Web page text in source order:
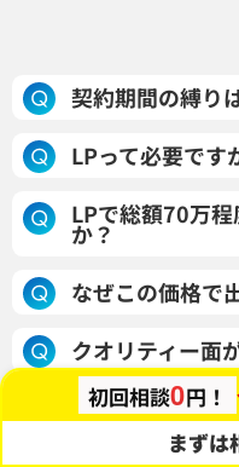
契約期間の縛り
最小12ヶ月契約とさ
ブスクリプション内
ーティングをお渡しさ
間2ヶ月+改善レポー
心くださいませ。
LPって必要です
ウェブ広告運用を行
が、業種・業態や配信
までお申し付けくださ
LPで総額70万
か？
事前の競合調査や広
稿（セールスコピー
ていただくため、原
せていただいておりま
なぜこの価格で
実績やデータ蓄積を
後のデータの開示や、
追加費用をいただいて
クオリティー面
大手セールスライテ
イン会社マネージャ
ンバーのみが対応させ
初回相談0円！
まずは